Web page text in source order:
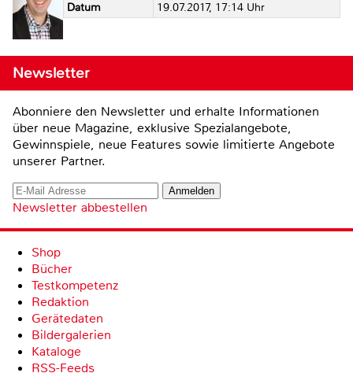
Datum
19.07.2017, 17:14 Uhr
Newsletter
Abonniere den Newsletter und erhalte Informationen
über neue Magazine, exklusive Spezialangebote,
Gewinnspiele, neue Features sowie limitierte Angebote
unserer Partner.
Newsletter abbestellen
Shop
Bücher
Testkompetenz
Redaktion
Gerätedaten
Bildergalerien
Kataloge
RSS-Feeds